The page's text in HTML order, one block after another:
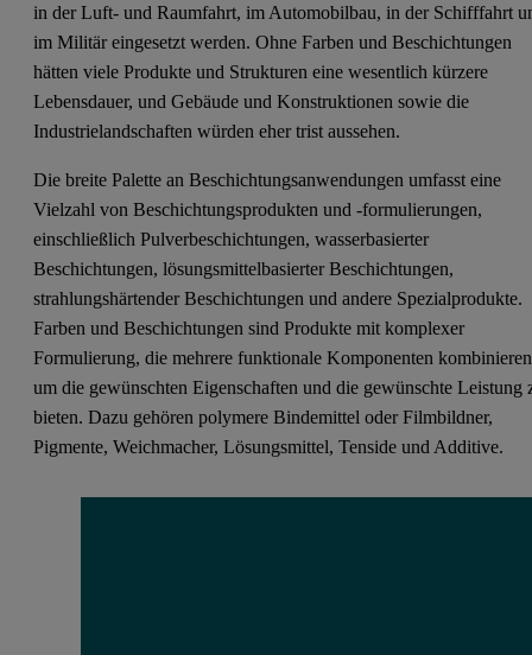
in der Luft- und Raumfahrt, im Automobilbau, in der Schifffahrt
im Militär eingesetzt werden. Ohne Farben und Beschichtungen
hätten viele Produkte und Strukturen eine wesentlich kürzere
Lebensdauer, und Gebäude und Konstruktionen sowie die
Industrielandschaften würden eher trist aussehen.
Die breite Palette an Beschichtungsanwendungen umfasst eine
Vielzahl von Beschichtungsprodukten und -formulierungen,
einschließlich Pulverbeschichtungen, wasserbasierter
Beschichtungen, lösungsmittelbasierter Beschichtungen,
strahlungshärtender Beschichtungen und andere Spezialprodukte.
Farben und Beschichtungen sind Produkte mit komplexer
Formulierung, die mehrere funktionale Komponenten
um die gewünschten Eigenschaften und die gewünschte Leistung
bieten. Dazu gehören polymere Bindemittel oder Filmbildner,
Pigmente, Weichmacher, Lösungsmittel, Tenside und Additive.